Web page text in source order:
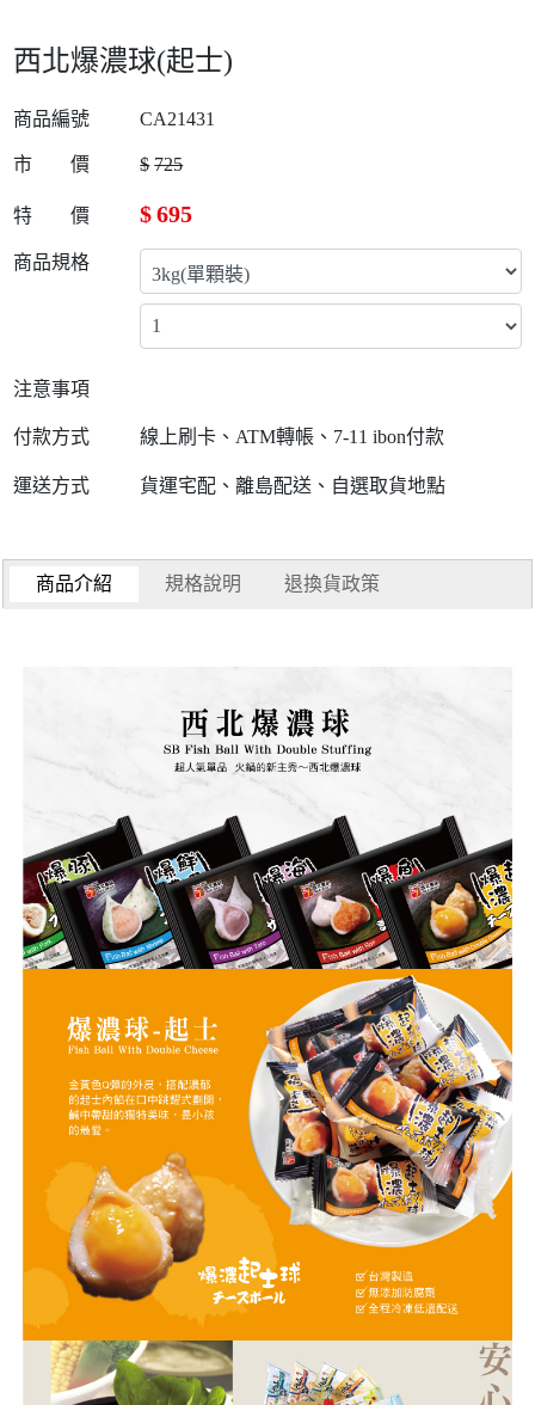
西北爆濃球(起士)
商品編號 CA21431
市 價 $ 725
特 價 $695
商品規格
注意事項
付款方式 線上刷卡、ATM轉帳、7-11 ibon付款
運送方式 貨運宅配、離島配送、自選取貨地點
商品介紹 規格說明 退換貨政策